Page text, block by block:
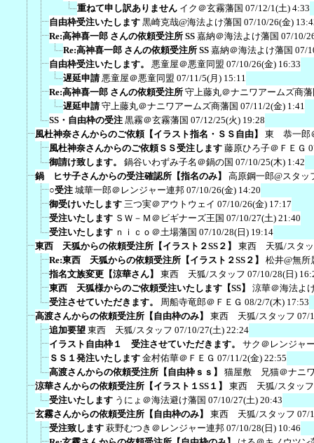
重ねて申し訳ありません イク＠玄霧藩国 07/12/1(土) 4:33
自由枠受注いたします 黒崎克哉@海法よけ藩国 07/10/26(金)
Re:高神喜一郎 さんの依頼受注所 SS 嘉納＠海法よけ藩国 07/10/
Re:高神喜一郎 さんの依頼受注所 SS 嘉納＠海法よけ藩国 07/
自由枠受注いたします。
悪童屋＠悪童同盟 07/10/26(金) 16:33
遅延申請 悪童屋＠悪童同盟 07/11/5(月) 15:11
Re:高神喜一郎 さんの依頼受注所 守上藤丸＠ナニワアームズ商
遅延申請 守上藤丸＠ナニワアームズ商藩国 07/11/2(金) 1:41
SS・自由枠の受注 黒霧＠玄霧藩国 07/12/25(火) 19:28
風杜神奈さんからのご依頼【イラスト指名・ＳＳ自由】
東 恭一郎
風杜神奈さんからのご依頼ＳＳ受注します 藤原ひろ子＠ＦＥＧ
御請け致します。
鍋谷いわずみ子名＠鍋の国 07/10/25(木) 1:42
鍋 ヒサ子さんからの受注確認所【指名のみ】
高原鋼一郎@スタッ
○受注 城華一郎＠レンジャー連邦 07/10/26(金) 14:20
御受けいたします 三つ実＠アウトウェイ 07/10/26(金) 17:17
受注いたします ＳＷ－Ｍ＠ビギナーズ王国 07/10/27(土) 21:40
受注いたします ｎｉｃｏ＠土場藩国 07/10/28(日) 19:14
東西 天狐からの依頼受注所【イラスト２SS２】
東西 天狐/スタ
Re:東西 天狐からの依頼受注所【イラスト２SS２】
松井@無所
指名文族変更【涼華さん】
東西 天狐/スタッフ 07/10/28(日)
東西 天狐様からのご依頼受注いたします【SS】
涼華＠海法よ
受注させていただきます。
周船寺竜郎＠ＦＥＧ 08/2/7(木) 17:53
高渡さんからの依頼受注所【自由枠のみ】
東西 天狐/スタッフ 07/
追加要望 東西 天狐/スタッフ 07/10/27(土) 22:24
イラスト自由枠１ 受注させていただきます。
サク＠レンジャ
ＳＳ１発注いたします 金村佑華＠ＦＥＧ 07/11/2(金) 22:55
高渡さんからの依頼受注所【自由枠ｓｓ】
猫屋敷 兄猫＠ナニ
涼華さんからの依頼受注所【イラスト１SS１】
東西 天狐/スタッフ
受注いたします うにょ＠海法避け藩国 07/10/27(土) 20:43
玄霧さんからの依頼受注所【自由枠のみ】
東西 天狐/スタッフ 07/
受注致します 萩野むつき＠レンジャー連邦 07/10/28(日) 10:46